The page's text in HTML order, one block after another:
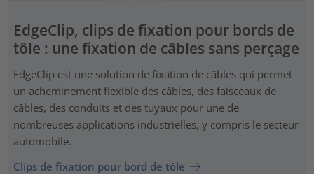
EdgeClip, clips de fixation pour bords de
tôle : une fixation de câbles sans perçage
EdgeClip est une solution de fixation de câbles qui permet
un acheminement flexible des câbles, des faisceaux de
câbles, des conduits et des tuyaux pour une de
nombreuses applications industrielles, y compris le secteur
automobile.
Clips de fixation pour bord de tôle